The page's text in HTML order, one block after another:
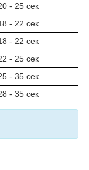
- 25 сек
- 22 сек
- 22 сек
- 25 сек
- 35 сек
- 35 сек